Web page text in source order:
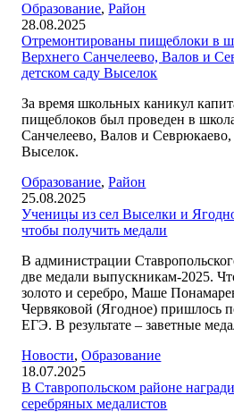
Образование,Район
28.08.2025
Отремонтированы пищеблоки в
Верхнего Санчелеево, Валов и
детском саду Выселок
За время школьных каникул
пищеблоков был проведен в
Санчелеево, Валов и Севрюкаево,
Выселок.
Образование,Район
25.08.2025
Ученицы из сел Выселки и
чтобы получить медали
В администрации
две медали выпускникам-2025.
золото и серебро, Маше
Червяковой (Ягодное) пришлось
ЕГЭ. В результате – заветные
Новости,Образование
18.07.2025
В Ставропольском районе
серебряных медалистов